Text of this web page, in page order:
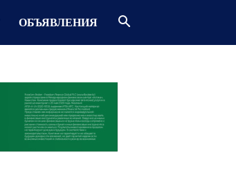
ОБЪЯВЛЕНИЯ